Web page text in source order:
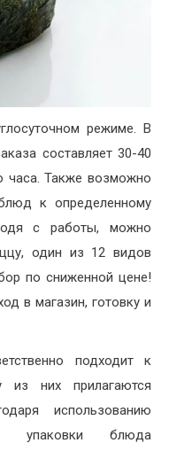
режиме. В
составляет 30-40
часа. Также возможно
к определенному
с работы, можно
один из 12 видов
по сниженной цене!
в магазин, готовку и
подходит к
из них прилагаются
использованию
упаковки блюда